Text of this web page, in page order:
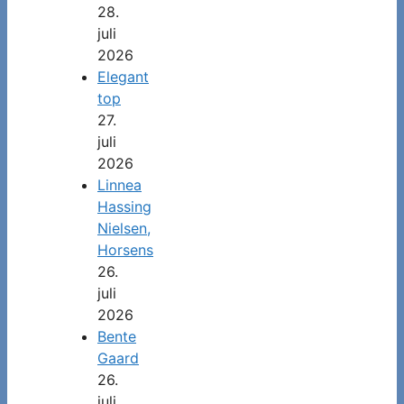
28.
juli
2026
Elegant
top
27.
juli
2026
Linnea
Hassing
Nielsen,
Horsens
26.
juli
2026
Bente
Gaard
26.